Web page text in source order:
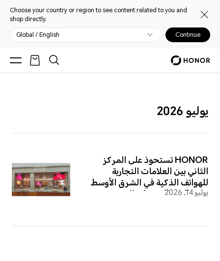
Choose your country or region to see content related to you and
shop directly.
Global / English Continue
يوليو 2026
HONOR تستحوذ على المركز
الثاني بين العلامات التجارية
للهواتف الذكية في الشرق الأوسط
بدعم النمو القوي في الفئة
يوليو 14, 2026